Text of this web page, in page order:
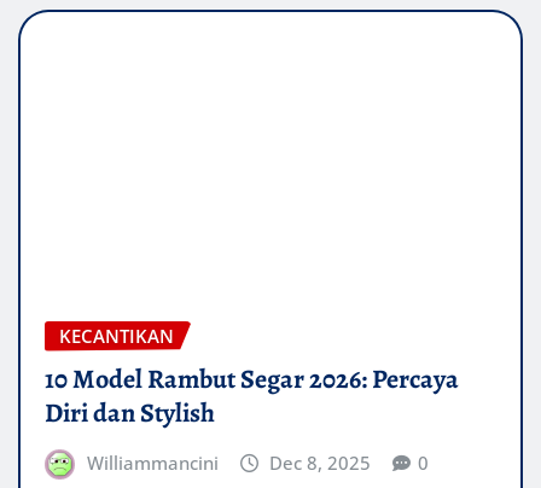
KECANTIKAN
10 Model Rambut Segar 2026: Percaya
Diri dan Stylish
Williammancini Dec 8, 2025 0